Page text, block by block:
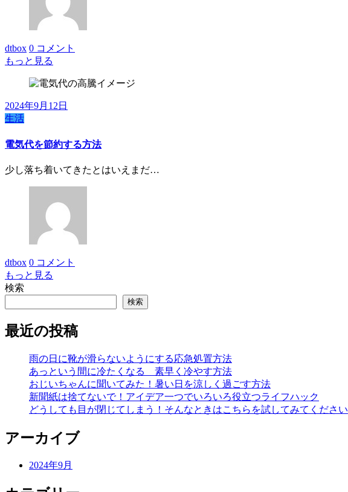
dtbox 0 コメント
もっと見る
2024年9月12日
生活
電気代を節約する方法
少し落ち着いてきたとはいえまだ…
dtbox 0 コメント
もっと見る
検索
検索
最近の投稿
雨の日に靴が滑らないようにする応急処置方法
あっという間に冷たくなる 素早く冷やす方法
おじいちゃんに聞いてみた！暑い日を涼しく過ごす方法
新聞紙は捨てないで！アイデア一つでいろいろ役立つライフハック
どうしても目が閉じてしまう！そんなときはこちらを試してみてください
アーカイブ
2024年9月